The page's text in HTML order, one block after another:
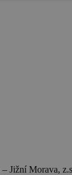
Jižní Morava,